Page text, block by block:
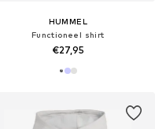
HUMMEL
Functioneel shirt
€27,95